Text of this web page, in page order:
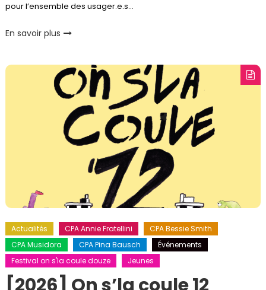
pour l’ensemble des usager.e.s…
En savoir plus
Actualités CPA Annie Fratellini
CPA Bessie Smith
CPA Musidora
CPA Pina Bausch
Événements
Festival on s'la coule douze
Jeunes